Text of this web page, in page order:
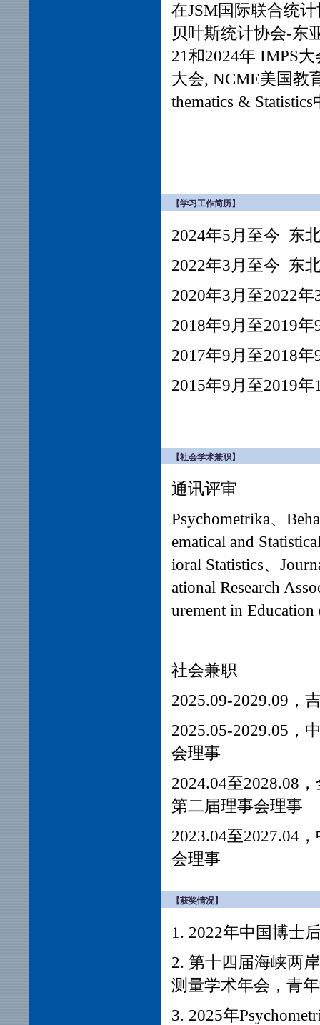
在JSM国际联合统
贝叶斯统计协会-东
21和2024年 IMPS大
大会, NCME美国教
thematics &
【学习工作简历】
2024年5月至今 东
2022年3月至今 东
2020年3月至2022
2018年9月至2019
2017年9月至2018
2015年9月至2019
【社会学术兼职】
通讯评审
Psychometrika、
ematical and
ioral Statistics、
ational Research
urement in Education
社会兼职
2025.09-2029.09，
2025.05-2029.05，
会理事
2024.04至2028.08
第二届理事会理事
2023.04至2027.04
会理事
【获奖情况】
1. 2022年中国博士
2. 第十四届海峡两
测量学术年会，青
3. 2025年